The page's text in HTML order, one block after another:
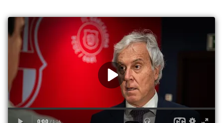
Resultats
Classificació
Fotos
Voleibol femení
Carnet de l'Esportista Amateur
League of Legends
VALORANT Rising
VALORANT Game Changers
eFootball